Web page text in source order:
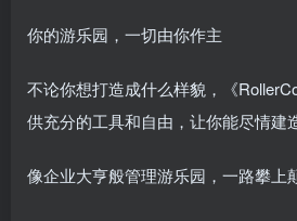
你的游乐园，一切由你作主
不论你想打造成什么样貌，《
供充分的工具和自由，让你能尽情建
像企业大亨般管理游乐园，一路攀上